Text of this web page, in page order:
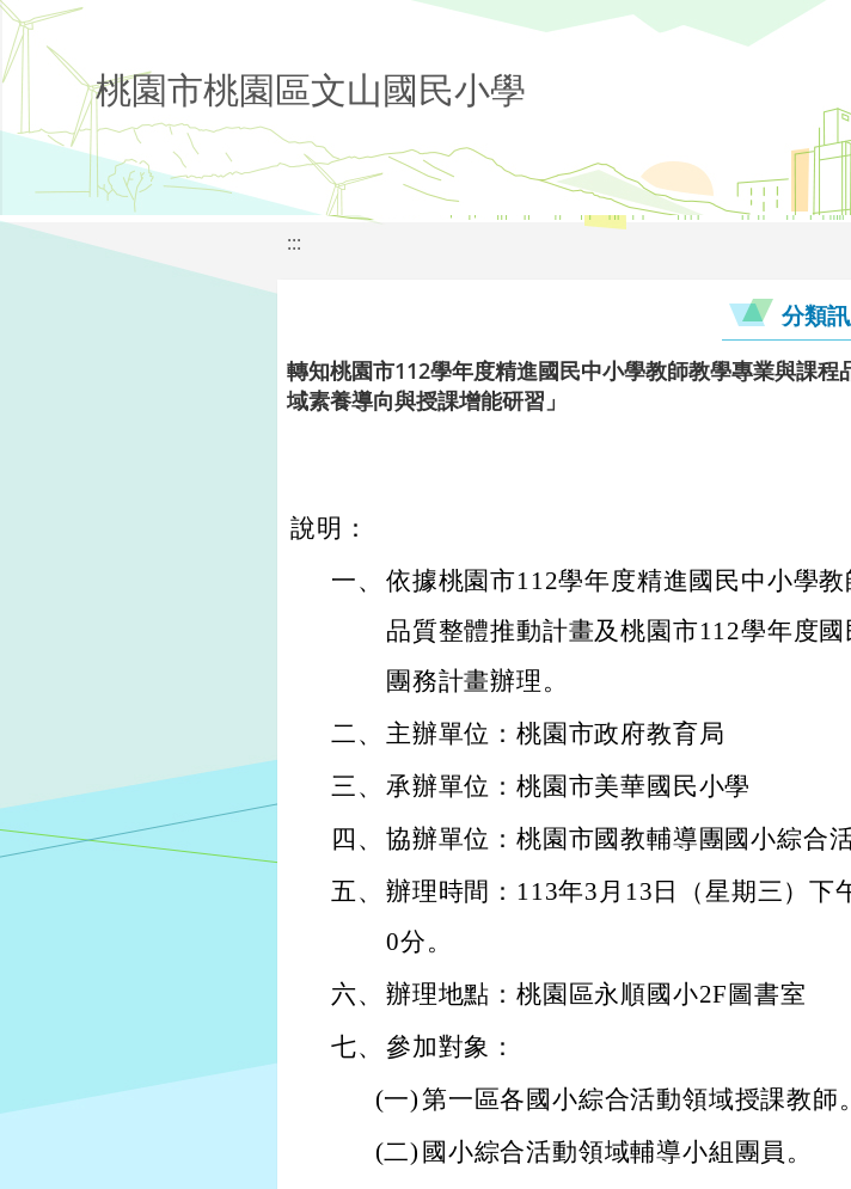
桃園市桃園區文山國民小學
:::
分類
轉知桃園市112學年度精進國民中小學教師教學專業與課
域素養導向與授課增能研習」
說明：
一、 依據桃園市112學年度精進國民中小學
品質整體推動計畫及桃園市112學年度
團務計畫辦理。
二、
主辦單位：桃園市政府教育局
三、 承辦單位：桃園市美華國民小學
四、 協辦單位：桃園市國教輔導團國小綜合
五、 辦理時間：113年3月13日（星期三）下
0分。
六、 辦理地點：桃園區永順國小2F圖書室
七、 參加對象：
(一)第一區各國小綜合活動領域授課教師。
(二) 國小綜合活動領域輔導小組團員。